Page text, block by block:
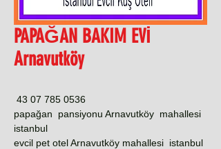
PAPAĞAN BAKIM EVİ
Arnavutköy
0536 785 07 43
papağan pansiyonu Arnavutköy mahallesi
istanbul
evcil pet otel Arnavutköy mahallesi istanbul